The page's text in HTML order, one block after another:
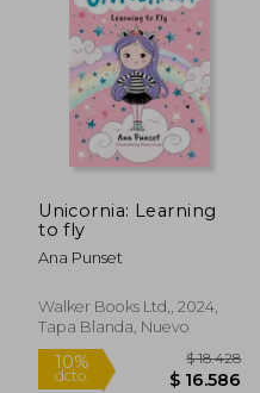
dcto. $ 20.699
Rápido
Unicornia: Learning
to fly
Ana Punset
Walker Books Ltd,, 2024,
Tapa Blanda, Nuevo